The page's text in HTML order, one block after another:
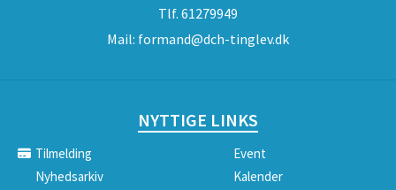
Tlf. 61279949
Mail: formand@dch-tinglev.dk
NYTTIGE LINKS
Tilmelding
Event
Nyhedsarkiv
Kalender